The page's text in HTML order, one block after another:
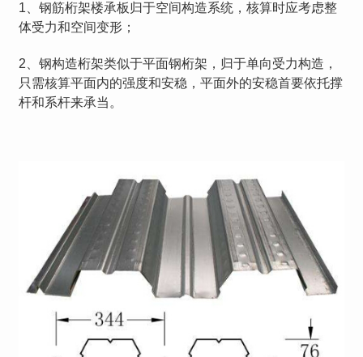
1、钢筋桁架楼承板归于空间构造系统，核算时应考虑整
体受力和空间变形；
2、钢构造桁架类似于平面钢桁架，归于单向受力构造，
只需核算平面内的强度和安稳，平面外的安稳首要依托撑
杆和系杆来承当。